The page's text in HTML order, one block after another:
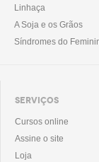
Linhaça
A Soja e os Grãos
Síndromes do
SERVIÇOS
Cursos online
Assine o site
Loja